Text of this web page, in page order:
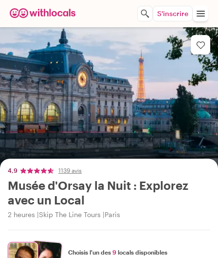
S'inscrire
4,9 1139 avis
Musée d'Orsay la Nuit : Explorez
avec un Local
2 heures Skip The Line Tours Paris
Choisis l'un des 9 locals disponibles